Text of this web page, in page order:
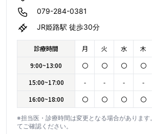
079-284-0381
JR姫路駅 徒歩30分
診療時間 月 火 水 木
9:00~13:00
〇 〇 〇 〇
15:00~17:00
- - - -
16:00~18:00
〇 〇 〇 〇
※担当医・診療時間は変更となる場合があります
てご確認ください。